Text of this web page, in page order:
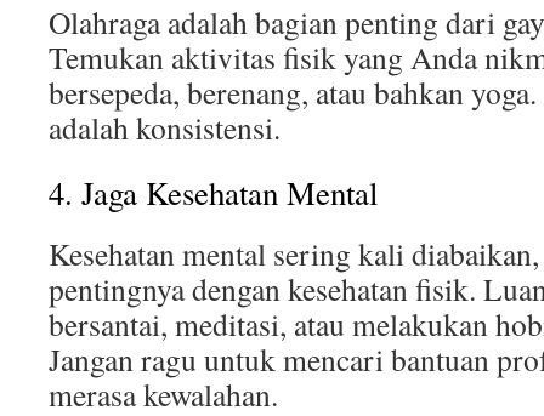
Olahraga adalah bagian penting dari
Temukan aktivitas fisik yang Anda
bersepeda, berenang, atau bahkan
adalah konsistensi.
4. Jaga Kesehatan Mental
Kesehatan mental sering kali
pentingnya dengan kesehatan fisik.
bersantai, meditasi, atau melakukan
Jangan ragu untuk mencari bantuan
merasa kewalahan.